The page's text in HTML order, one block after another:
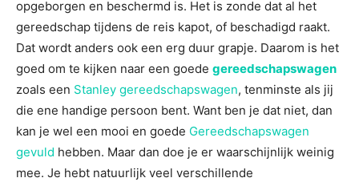
opgeborgen en beschermd is. Het is zonde dat al het
gereedschap tijdens de reis kapot, of beschadigd raakt.
Dat wordt anders ook een erg duur grapje. Daarom is het
goed om te kijken naar een goede gereedschapswagen
zoals een Stanley gereedschapswagen, tenminste als jij
die ene handige persoon bent. Want ben je dat niet, dan
kan je wel een mooi en goede Gereedschapswagen
gevuld hebben. Maar dan doe je er waarschijnlijk weinig
mee. Je hebt natuurlijk veel verschillende